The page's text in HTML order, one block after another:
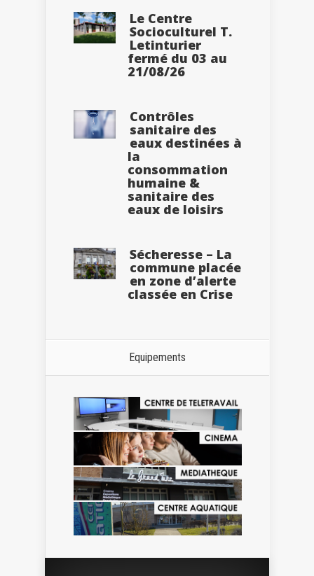
Le Centre
Socioculturel T.
Letinturier
fermé du 03 au
21/08/26
Contrôles
sanitaire des
eaux destinées à
la
consommation
humaine &
sanitaire des
eaux de loisirs
Sécheresse – La
commune placée
en zone d’alerte
classée en Crise
Equipements